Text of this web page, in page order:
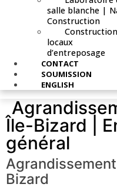
salle blanche |
Construction
Construction
locaux
d’entreposage
CONTACT
SOUMISSION
ENGLISH
Île-Bizard |
général
Bizard